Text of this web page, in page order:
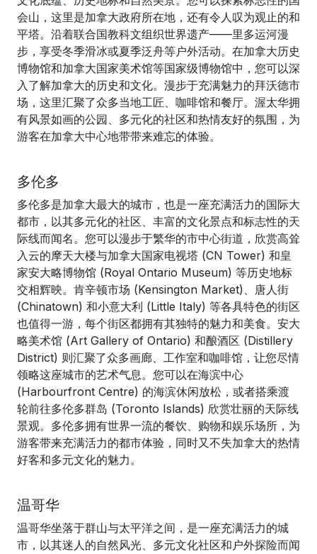
会山，这里是加拿大政府所在地，还有令人叹为观止的和
平塔。沿着联合国教科文组织世界遗产——里多运河漫
步，享受冬季滑冰或夏季泛舟等户外活动。在加拿大历史
博物馆和加拿大国家美术馆等国家级博物馆中，您可以深
入了解加拿大的历史和文化。漫步于充满魅力的拜沃德市
场，这里汇聚了众多当地工匠、咖啡馆和餐厅。渥太华拥
有风景如画的公园、多元化的社区和热情友好的氛围，为
游客在加拿大中心地带带来难忘的体验。
多伦多
多伦多是加拿大最大的城市，也是一座充满活力的国际大
都市，以其多元化的社区、丰富的文化景点和标志性的天
际线而闻名。您可以漫步于繁华的市中心街道，欣赏高耸
入云的摩天大楼与加拿大国家电视塔 (CN Tower) 和皇
家安大略博物馆 (Royal Ontario Museum) 等历史地标
交相辉映。肯辛顿市场 (Kensington Market)、唐人街
(Chinatown) 和小意大利 (Little Italy) 等各具特色的街区
也值得一游，每个街区都拥有其独特的魅力和美食。安大
略美术馆 (Art Gallery of Ontario) 和酿酒区 (Distillery
District) 则汇聚了众多画廊、工作室和咖啡馆，让您尽情
领略这座城市的艺术气息。您可以在海滨中心
(Harbourfront Centre) 的海滨休闲放松，或者搭乘渡
轮前往多伦多群岛 (Toronto Islands) 欣赏壮丽的天际线
景观。多伦多拥有世界一流的餐饮、购物和娱乐场所，为
游客带来充满活力的都市体验，同时又不失加拿大的热情
好客和多元文化的魅力。
温哥华
温哥华坐落于群山与太平洋之间，是一座充满活力的城
市，以其迷人的自然风光、多元文化社区和户外探险而闻